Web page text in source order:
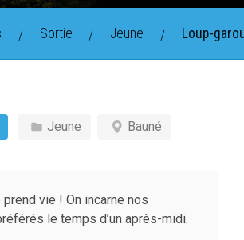
/ Sortie / Jeune / Loup-
Jeune Bauné
vie ! On incarne nos
le temps d’un après-midi.